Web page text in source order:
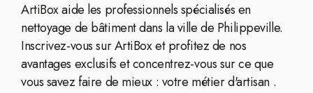
ArtiBox aide les professionnels spécialisés en
nettoyage de bâtiment dans la ville de Philippeville.
Inscrivez-vous sur ArtiBox et profitez de nos
avantages exclusifs et concentrez-vous sur ce que
vous savez faire de mieux : votre métier d'artisan .